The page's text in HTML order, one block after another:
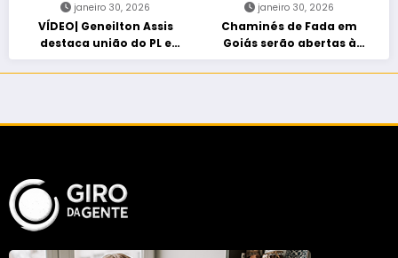
janeiro 30, 2026
VÍDEO| Geneilton Assis
destaca união do PL e
consolidação de apoio a
Maycon Tombini em Jataí
janeiro 30, 2026
Chaminés de Fada em
Goiás serão abertas à
visitação controlada